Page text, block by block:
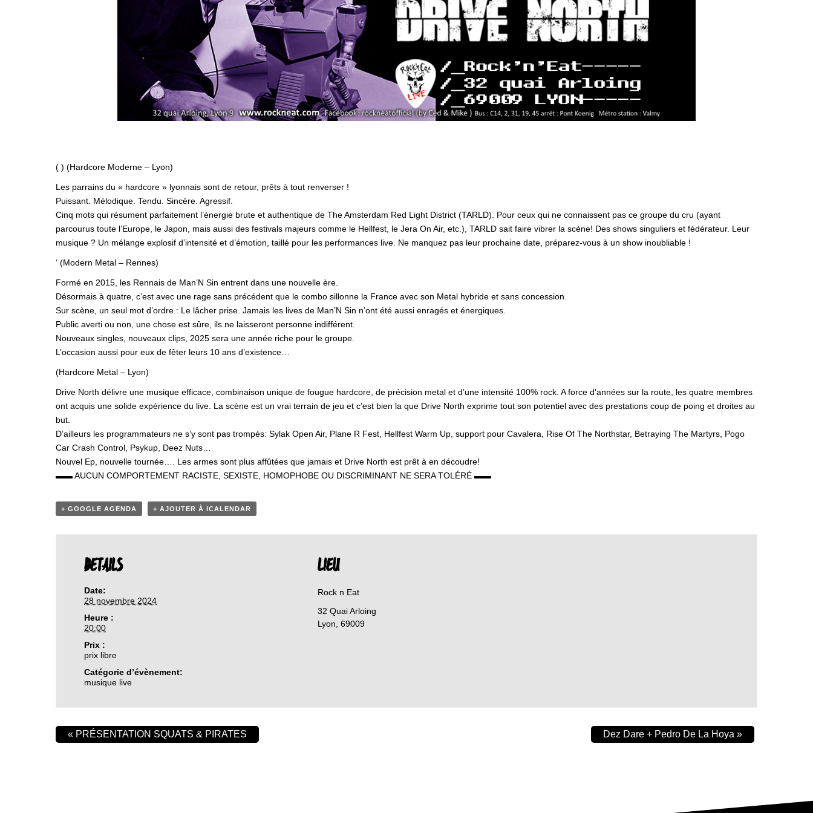
( ) (Hardcore Moderne – Lyon)
Les parrains du « hardcore » lyonnais sont de retour, prêts à tout renverser !
Puissant. Mélodique. Tendu. Sincère. Agressif.
Cinq mots qui résument parfaitement l’énergie brute et authentique de The Amsterdam Red Light District (TARLD). Pour ceux qui ne connaissent pas ce groupe du cru (ayant
parcourus toute l’Europe, le Japon, mais aussi des festivals majeurs comme le Hellfest, le Jera On Air, etc.), TARLD sait faire vibrer la scène! Des shows singuliers et fédérateur. Leur
musique ? Un mélange explosif d’intensité et d’émotion, taillé pour les performances live. Ne manquez pas leur prochaine date, préparez-vous à un show inoubliable !
‘ (Modern Metal – Rennes)
Formé en 2015, les Rennais de Man’N Sin entrent dans une nouvelle ère.
Désormais à quatre, c’est avec une rage sans précédent que le combo sillonne la France avec son Metal hybride et sans concession.
Sur scène, un seul mot d’ordre : Le lâcher prise. Jamais les lives de Man’N Sin n’ont été aussi enragés et énergiques.
Public averti ou non, une chose est sûre, ils ne laisseront personne indifférent.
Nouveaux singles, nouveaux clips, 2025 sera une année riche pour le groupe.
L’occasion aussi pour eux de fêter leurs 10 ans d’existence…
(Hardcore Metal – Lyon)
Drive North délivre une musique efficace, combinaison unique de fougue hardcore, de précision metal et d’une intensité 100% rock. A force d’années sur la route, les quatre membres
ont acquis une solide expérience du live. La scène est un vrai terrain de jeu et c’est bien la que Drive North exprime tout son potentiel avec des prestations coup de poing et droites au
but.
D’ailleurs les programmateurs ne s’y sont pas trompés: Sylak Open Air, Plane R Fest, Hellfest Warm Up, support pour Cavalera, Rise Of The Northstar, Betraying The Martyrs, Pogo
Car Crash Control, Psykup, Deez Nuts…
Nouvel Ep, nouvelle tournée…. Les armes sont plus affûtées que jamais et Drive North est prêt à en découdre!
▬▬ AUCUN COMPORTEMENT RACISTE, SEXISTE, HOMOPHOBE OU DISCRIMINANT NE SERA TOLÉRÉ ▬▬
+ GOOGLE AGENDA + AJOUTER À ICALENDAR
DETAILS
Date:
28 novembre 2024
Heure :
20:00
Prix :
prix libre
Catégorie d’évènement:
musique live
LIEU
Rock n Eat
32 Quai Arloing
Lyon 69009
« PRÉSENTATION SQUATS & PIRATES Dez Dare + Pedro De La Hoya »